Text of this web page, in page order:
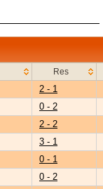
Res
2 - 1
0 - 2
2 - 2
3 - 1
0 - 1
0 - 2